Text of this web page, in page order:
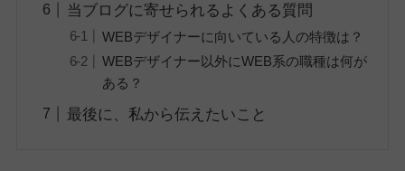
当ブログに寄せられるよくある質問
WEBデザイナーに向いている人の特徴は？
WEBデザイナー以外にWEB系の職種は何が
ある？
最後に、私から伝えたいこと